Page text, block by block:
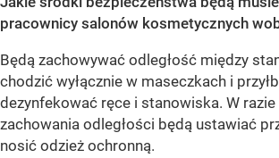
pracownicy salonów kosmetycznych
Będą zachowywać odległość między
chodzić wyłącznie w maseczkach i
dezynfekować ręce i stanowiska. W
zachowania odległości będą ustawiać
nosić odzież ochronną.